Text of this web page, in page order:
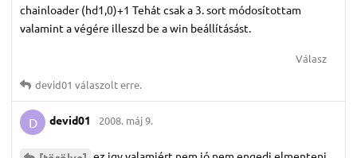
chainloader (hd1,0)+1 Tehát csak a 3. sort módosítottam
valamint a végére illeszd be a win beállításást.
Válasz
devid01 válaszolt erre.
D devid01 2008. máj 9.